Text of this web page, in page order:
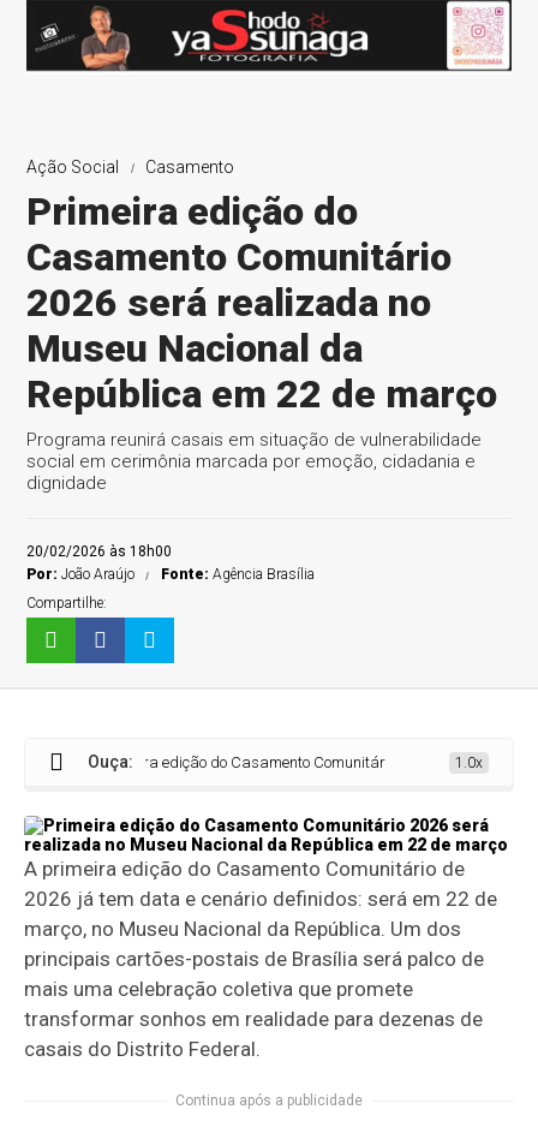
Ação Social Casamento
Primeira edição do
Casamento Comunitário
2026 será realizada no
Museu Nacional da
República em 22 de março
Programa reunirá casais em situação de vulnerabilidade
social em cerimônia marcada por emoção, cidadania e
dignidade
20/02/2026 às 18h00
Por:João Araújo Fonte:Agência Brasília
Compartilhe:
Ouça:
Primeira edição do Casamento Comunitário 2026 será realizada no
1.0x
A primeira edição do Casamento Comunitário de
2026 já tem data e cenário definidos: será em 22 de
março, no Museu Nacional da República. Um dos
principais cartões-postais de Brasília será palco de
mais uma celebração coletiva que promete
transformar sonhos em realidade para dezenas de
casais do Distrito Federal.
Continua após a publicidade